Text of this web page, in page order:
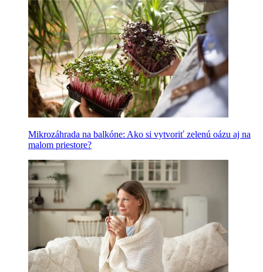
Mikrozáhrada na balkóne: Ako si vytvoriť zelenú oázu aj na
malom priestore?